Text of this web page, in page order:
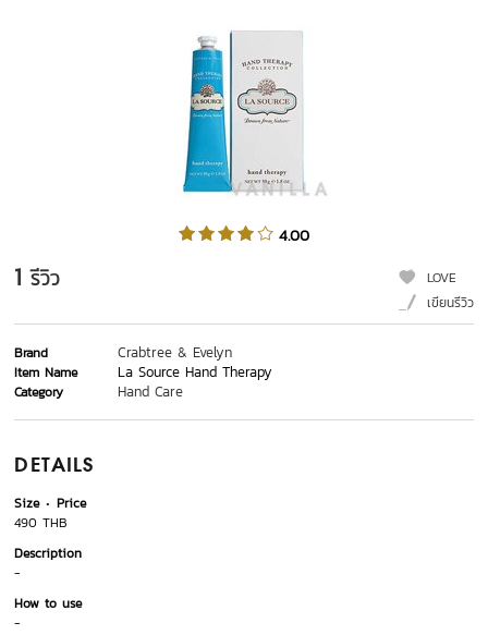
4.00
1 รีวิว
LOVE
เขียนรีวิว
Brand Crabtree & Evelyn
Item Name La Source Hand Therapy
Category Hand Care
DETAILS
Size
Price
490 THB
Description
-
How to use
-